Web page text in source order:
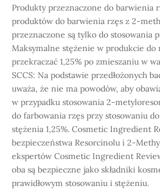
Produkty przeznaczone do barwienia
produktów do barwienia rzęs z 2-
przeznaczone są tylko do stosowania
Maksymalne stężenie w produkcie do
przekraczać 1,25% po zmieszaniu w
SCCS: Na podstawie przedłożonych
uważa, że nie ma powodów, aby
w przypadku stosowania 2-
do farbowania rzęs przy stosowaniu
stężenia 1,25%. Cosmetic Ingredient
bezpieczeństwa Resorcinolu i 2-
ekspertów Cosmetic Ingredient
oba są bezpieczne jako składniki
prawidłowym stosowaniu i stężeniu.